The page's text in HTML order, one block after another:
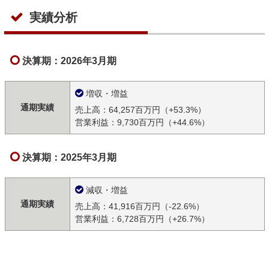
実績分析
決算期：2026年3月期
通期実績
増収・増益
売上高：64,257百万円（+53.3%）
営業利益：9,730百万円（+44.6%）
決算期：2025年3月期
通期実績
減収・増益
売上高：41,916百万円（-22.6%）
営業利益：6,728百万円（+26.7%）